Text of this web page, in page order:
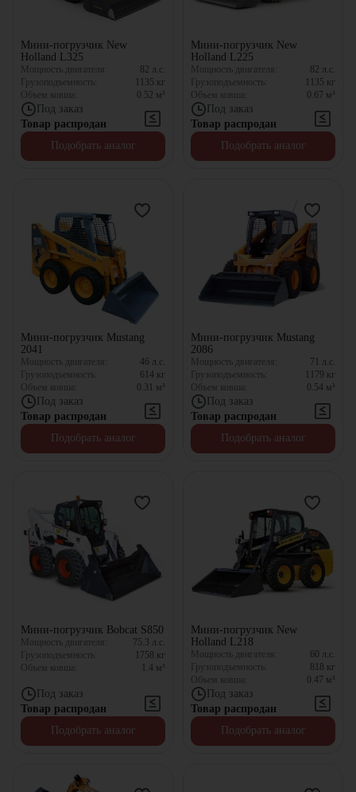
Мини-погрузчик New
Holland L325
Мощность двигателя: 82 л.с.
Грузоподъемность:
1135 кг
Объем ковша:
0.52 м³
Под заказ
Товар распродан
Подобрать аналог
Мини-погрузчик New
Holland L225
Мощность двигателя: 82 л.с.
Грузоподъемность:
1135 кг
Объем ковша:
0.67 м³
Под заказ
Товар распродан
Подобрать аналог
Мини-погрузчик Mustang
2041
Мощность двигателя: 46 л.с.
Грузоподъемность:
614 кг
Объем ковша:
0.31 м³
Под заказ
Товар распродан
Подобрать аналог
Мини-погрузчик Mustang
2086
Мощность двигателя: 71 л.с.
Грузоподъемность:
1179 кг
Объем ковша:
0.54 м³
Под заказ
Товар распродан
Подобрать аналог
Мини-погрузчик Bobcat S850
Мощность двигателя: 75.3 л.с.
Грузоподъемность:
1758 кг
Объем ковша:
1.4 м³
Под заказ
Товар распродан
Подобрать аналог
Мини-погрузчик New
Holland L218
Мощность двигателя: 60 л.с.
Грузоподъемность:
818 кг
Объем ковша:
0.47 м³
Под заказ
Товар распродан
Подобрать аналог